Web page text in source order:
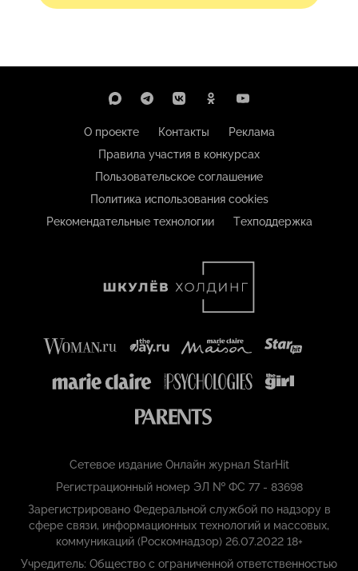
О проекте Контакты
Реклама
Правила участия в конкурсах
Пользовательское соглашение
Политика использования cookies
Рекомендательные технологии
Техподдержка
Сетевое издание Онлайн журнал StarHit
Регистрационный номер ЭЛ № ФС 77 - 83698
Зарегистрировано Федеральной службой по надзору в
сфере связи, информационных технологий и массовых,
коммуникаций (Роскомнадзор) 26.07.2022 18+
Учредитель: Общество с ограниченной ответственностью